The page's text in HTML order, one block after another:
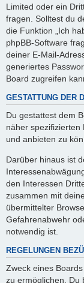
Limited oder ein
fragen. Solltest du
die Funktion „Ich
phpBB-Software
deiner E-Mail-
generiertes
Board zugreifen
GESTATTUNG DER
Du gestattest dem
näher spezifizierten
und anbieten zu
Darüber hinaus ist
den Interessen
zusammen mit
übermittelter
Gefahrenabwehr
notwendig ist.
REGELUNGEN
Zweck eines
zu ermöglichen. Du